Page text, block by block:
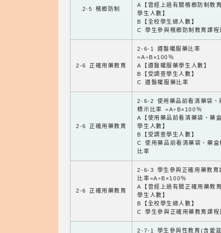
2-5 檳榔防制
A【曾經上過有關檳榔防制教
學生人數】
B【全校學生總人數】
C 學生參與檳榔防制教育課程
2-6 正確用藥教育
2-6-1 遵醫囑服藥比率
=A÷B×100％
A【遵醫囑服藥學生人數】
B【受調查學生人數】
C 遵醫囑服藥比率
2-6 正確用藥教育
2-6-2 使用藥品前看清藥袋、
標示比率 =A÷B×100％
A【使用藥品前看清藥袋、藥
學生人數】
B【受調查學生人數】
C 使用藥品前看清藥袋、藥盒
比率
2-6 正確用藥教育
2-6-3 學生參與正確用藥教育
比率=A÷B×100％
A【曾經上過有關正確用藥教
學生人數】
B【全校學生總人數】
C 學生參與正確用藥教育課程
2-7-1 學生參與性教育(含愛